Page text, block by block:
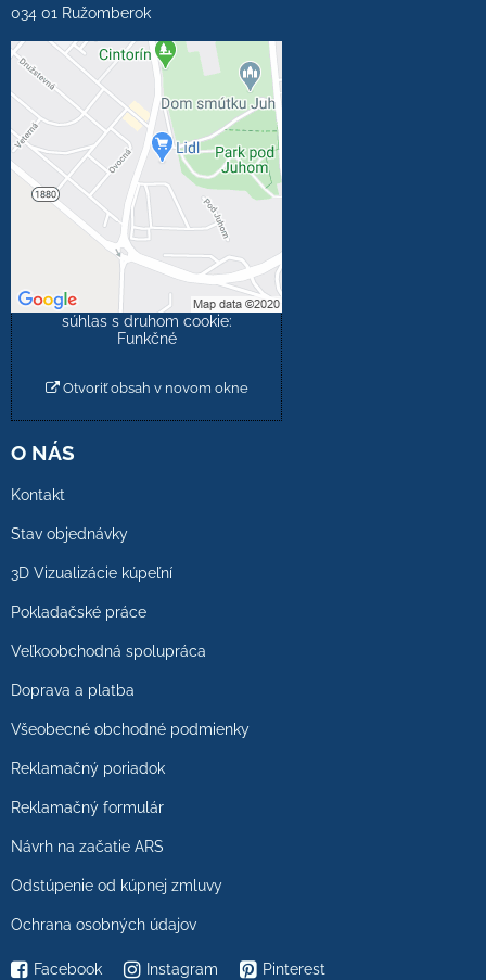
034 01 Ružomberok
Externý obsah je
blokovaný Voľbami
súkromia
Prajete si načítať externý
obsah?
Povoliť tentokrát
Povoliť a zapamätať -
súhlas s druhom cookie:
Funkčné
Otvoriť obsah v novom okne
O NÁS
Kontakt
Stav objednávky
3D Vizualizácie kúpeľní
Pokladačské práce
Veľkoobchodná spolupráca
Doprava a platba
Všeobecné obchodné podmienky
Reklamačný poriadok
Reklamačný formulár
Návrh na začatie ARS
Odstúpenie od kúpnej zmluvy
Ochrana osobných údajov
Facebook Instagram Pinterest